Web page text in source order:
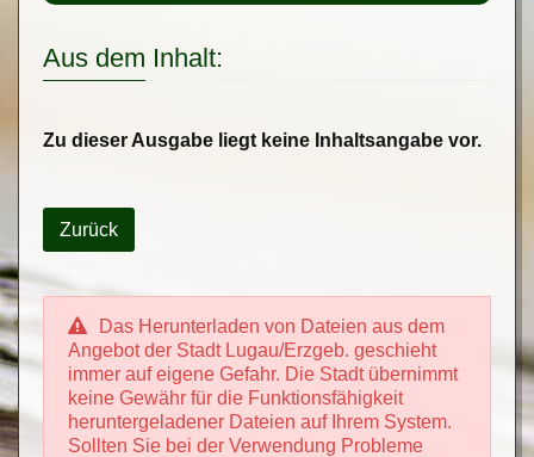
Aus dem Inhalt:
Zu dieser Ausgabe liegt keine Inhaltsangabe vor.
Zurück
Das Herunterladen von Dateien aus dem
Angebot der Stadt Lugau/Erzgeb. geschieht
immer auf eigene Gefahr. Die Stadt übernimmt
keine Gewähr für die Funktionsfähigkeit
heruntergeladener Dateien auf Ihrem System.
Sollten Sie bei der Verwendung Probleme